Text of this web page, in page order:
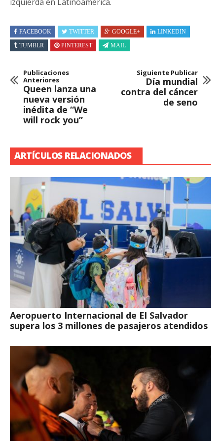
FACEBOOK TWITTER GOOGLE+
LINKEDIN
TUMBLR
PINTEREST MAIL
Publicaciones
Anteriores
Queen lanza una
nueva versión
inédita de “We
will rock you”
Siguiente Publicar
Día mundial
contra del cáncer
de seno
ARTÍCULOS RELACIONADOS
Aeropuerto Internacional de El Salvador
supera los 3 millones de pasajeros atendidos